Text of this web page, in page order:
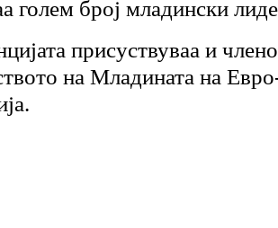
голем број младински
присуствуваа и
на Младината на